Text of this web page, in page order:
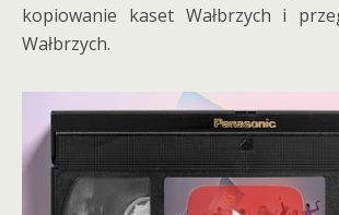
kopiowanie kaset Wałbrzych i
Wałbrzych.